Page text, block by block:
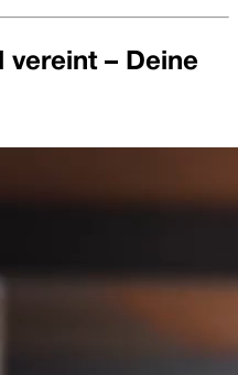
– Deine